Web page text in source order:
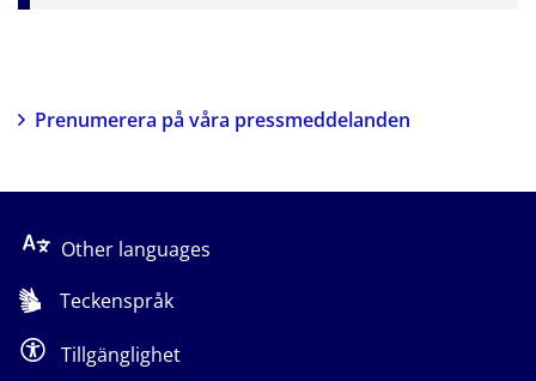
Prenumerera på våra pressmeddelanden
Other languages
Teckenspråk
Tillgänglighet